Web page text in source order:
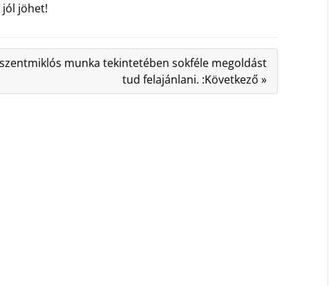
jól jöhet!
munka tekintetében sokféle megoldást
tud felajánlani. :Következő »